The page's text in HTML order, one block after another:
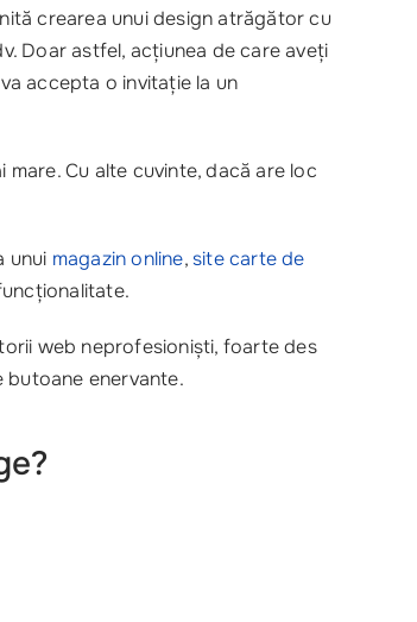
crearea unui design atrăgător cu
Doar astfel, acțiunea de care aveți
accepta o invitație la un
Cu alte cuvinte, dacă are loc
unui magazin online,site carte de
web neprofesioniști, foarte des
butoane enervante.